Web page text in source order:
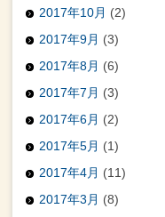
2017年10月 (2)
2017年9月 (3)
2017年8月 (6)
2017年7月 (3)
2017年6月 (2)
2017年5月 (1)
2017年4月 (11)
2017年3月 (8)